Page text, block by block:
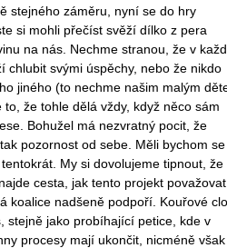
stejného záměru, nyní se do hry
si mohli přečíst svěží dílko z pera
na nás. Nechme stranou, že v
chlubit svými úspěchy, nebo že nikdo
jiného (to nechme našim malým
že tohle dělá vždy, když něco sám
Bohužel má nezvratný pocit, že
pozornost od sebe. Měli bychom se
My si dovolujeme tipnout, že
cesta, jak tento projekt považovat
koalice nadšeně podpoří. Kouřové
stejně jako probíhající petice, kde v
procesy mají ukončit, nicméně však